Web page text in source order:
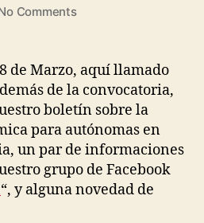
Commentson
Marzo,
próximo
lunes
en
Berlín
de Marzo, aquí llamado
de la convocatoria,
boletín sobre la
para autónomas en
un par de informaciones
grupo de Facebook
“, y alguna novedad de